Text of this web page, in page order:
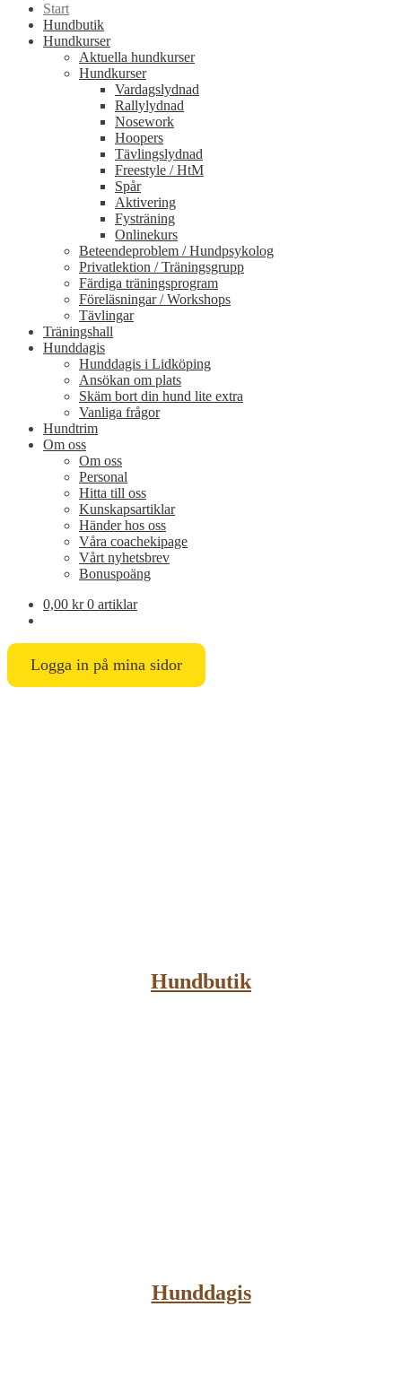
Start
Hundbutik
Hundkurser
Aktuella hundkurser
Hundkurser
Vardagslydnad
Rallylydnad
Nosework
Hoopers
Tävlingslydnad
Freestyle / HtM
Spår
Aktivering
Fysträning
Onlinekurs
Beteendeproblem / Hundpsykolog
Privatlektion / Träningsgrupp
Färdiga träningsprogram
Föreläsningar / Workshops
Tävlingar
Träningshall
Hunddagis
Hunddagis i Lidköping
Ansökan om plats
Skäm bort din hund lite extra
Vanliga frågor
Hundtrim
Om oss
Om oss
Personal
Hitta till oss
Kunskapsartiklar
Händer hos oss
Våra coachekipage
Vårt nyhetsbrev
Bonuspoäng
0,00 kr 0 artiklar
Logga in på mina sidor
Hundbutik
Hunddagis